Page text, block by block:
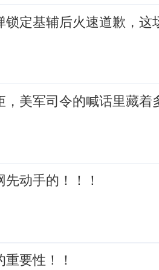
锁定基辅后火速道歉，这
，美军司令的喊话里藏着
动手的！！！
要性！！